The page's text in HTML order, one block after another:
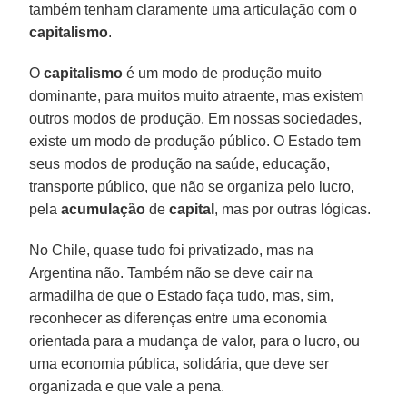
também tenham claramente uma articulação com o
capitalismo.
Ocapitalismo é um modo de produção muito
dominante, para muitos muito atraente, mas existem
outros modos de produção. Em nossas sociedades,
existe um modo de produção público. O Estado tem
seus modos de produção na saúde, educação,
transporte público, que não se organiza pelo lucro,
pelaacumulação decapital , mas por outras lógicas.
No Chile, quase tudo foi privatizado, mas na
Argentina não. Também não se deve cair na
armadilha de que o Estado faça tudo, mas, sim,
reconhecer as diferenças entre uma economia
orientada para a mudança de valor, para o lucro, ou
uma economia pública, solidária, que deve ser
organizada e que vale a pena.